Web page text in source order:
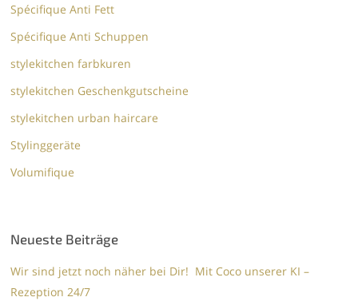
Spécifique Anti Fett
Spécifique Anti Schuppen
stylekitchen farbkuren
stylekitchen Geschenkgutscheine
stylekitchen urban haircare
Stylinggeräte
Volumifique
Neueste Beiträge
Wir sind jetzt noch näher bei Dir! Mit Coco unserer KI –
Rezeption 24/7